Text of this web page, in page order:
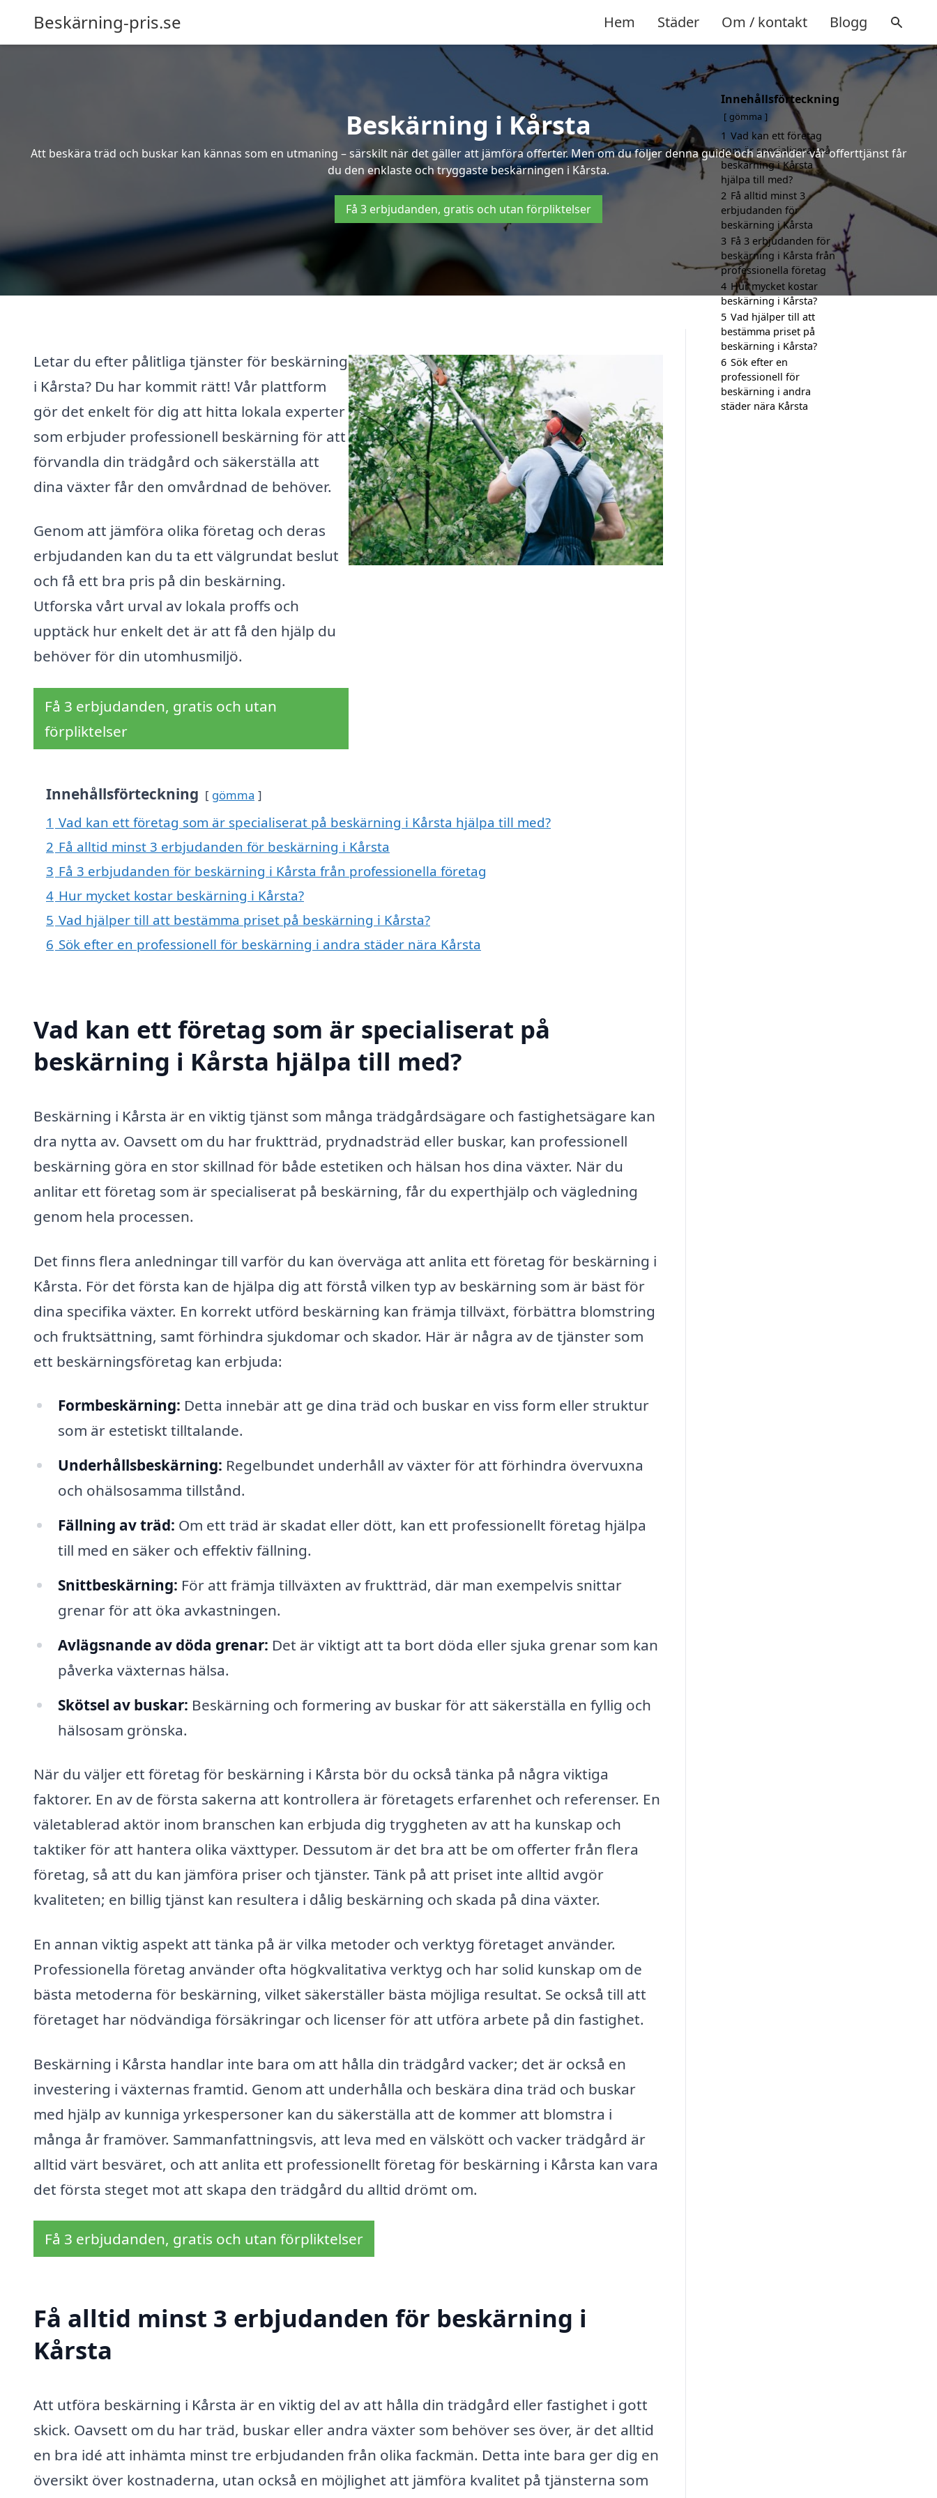
Beskärning-pris.se Hem Städer Om / kontakt Blogg
Beskärning i Kårsta
Att beskära träd och buskar kan kännas som en utmaning – särskilt när det gäller att jämföra offerter. Men om du följer denna guide och använder vår offerttjänst får
du den enklaste och tryggaste beskärningen i Kårsta.
Få 3 erbjudanden, gratis och utan förpliktelser
Letar du efter pålitliga tjänster för beskärning
i Kårsta? Du har kommit rätt! Vår plattform
gör det enkelt för dig att hitta lokala experter
som erbjuder professionell beskärning för att
förvandla din trädgård och säkerställa att
dina växter får den omvårdnad de behöver.
Genom att jämföra olika företag och deras
erbjudanden kan du ta ett välgrundat beslut
och få ett bra pris på din beskärning.
Utforska vårt urval av lokala proffs och
upptäck hur enkelt det är att få den hjälp du
behöver för din utomhusmiljö.
Få 3 erbjudanden, gratis och utan
förpliktelser
Innehållsförteckning gömma
1 Vad kan ett företag som är specialiserat på beskärning i Kårsta hjälpa till med?
2 Få alltid minst 3 erbjudanden för beskärning i Kårsta
3 Få 3 erbjudanden för beskärning i Kårsta från professionella företag
4 Hur mycket kostar beskärning i Kårsta?
5 Vad hjälper till att bestämma priset på beskärning i Kårsta?
6 Sök efter en professionell för beskärning i andra städer nära Kårsta
Vad kan ett företag som är specialiserat på
beskärning i Kårsta hjälpa till med?
Beskärning i Kårsta är en viktig tjänst som många trädgårdsägare och fastighetsägare kan
dra nytta av. Oavsett om du har fruktträd, prydnadsträd eller buskar, kan professionell
beskärning göra en stor skillnad för både estetiken och hälsan hos dina växter. När du
anlitar ett företag som är specialiserat på beskärning, får du experthjälp och vägledning
genom hela processen.
Det finns flera anledningar till varför du kan överväga att anlita ett företag för beskärning i
Kårsta. För det första kan de hjälpa dig att förstå vilken typ av beskärning som är bäst för
dina specifika växter. En korrekt utförd beskärning kan främja tillväxt, förbättra blomstring
och fruktsättning, samt förhindra sjukdomar och skador. Här är några av de tjänster som
ett beskärningsföretag kan erbjuda:
Formbeskärning: Detta innebär att ge dina träd och buskar en viss form eller struktur
som är estetiskt tilltalande.
Underhållsbeskärning: Regelbundet underhåll av växter för att förhindra övervuxna
och ohälsosamma tillstånd.
Fällning av träd: Om ett träd är skadat eller dött, kan ett professionellt företag hjälpa
till med en säker och effektiv fällning.
Snittbeskärning: För att främja tillväxten av fruktträd, där man exempelvis snittar
grenar för att öka avkastningen.
Avlägsnande av döda grenar: Det är viktigt att ta bort döda eller sjuka grenar som kan
påverka växternas hälsa.
Skötsel av buskar: Beskärning och formering av buskar för att säkerställa en fyllig och
hälsosam grönska.
När du väljer ett företag för beskärning i Kårsta bör du också tänka på några viktiga
faktorer. En av de första sakerna att kontrollera är företagets erfarenhet och referenser. En
väletablerad aktör inom branschen kan erbjuda dig tryggheten av att ha kunskap och
taktiker för att hantera olika växttyper. Dessutom är det bra att be om offerter från flera
företag, så att du kan jämföra priser och tjänster. Tänk på att priset inte alltid avgör
kvaliteten; en billig tjänst kan resultera i dålig beskärning och skada på dina växter.
En annan viktig aspekt att tänka på är vilka metoder och verktyg företaget använder.
Professionella företag använder ofta högkvalitativa verktyg och har solid kunskap om de
bästa metoderna för beskärning, vilket säkerställer bästa möjliga resultat. Se också till att
företaget har nödvändiga försäkringar och licenser för att utföra arbete på din fastighet.
Beskärning i Kårsta handlar inte bara om att hålla din trädgård vacker; det är också en
investering i växternas framtid. Genom att underhålla och beskära dina träd och buskar
med hjälp av kunniga yrkespersoner kan du säkerställa att de kommer att blomstra i
många år framöver. Sammanfattningsvis, att leva med en välskött och vacker trädgård är
alltid värt besväret, och att anlita ett professionellt företag för beskärning i Kårsta kan vara
det första steget mot att skapa den trädgård du alltid drömt om.
Få 3 erbjudanden, gratis och utan förpliktelser
Få alltid minst 3 erbjudanden för beskärning i
Kårsta
Att utföra beskärning i Kårsta är en viktig del av att hålla din trädgård eller fastighet i gott
skick. Oavsett om du har träd, buskar eller andra växter som behöver ses över, är det alltid
en bra idé att inhämta minst tre erbjudanden från olika fackmän. Detta inte bara ger dig en
översikt över kostnaderna, utan också en möjlighet att jämföra kvalitet på tjänsterna som
Innehållsförteckning
gömma
1 Vad kan ett företag
som är specialiserat på
beskärning i Kårsta
hjälpa till med?
2 Få alltid minst 3
erbjudanden för
beskärning i Kårsta
3 Få 3 erbjudanden för
beskärning i Kårsta från
professionella företag
4 Hur mycket kostar
beskärning i Kårsta?
5 Vad hjälper till att
bestämma priset på
beskärning i Kårsta?
6 Sök efter en
professionell för
beskärning i andra
städer nära Kårsta